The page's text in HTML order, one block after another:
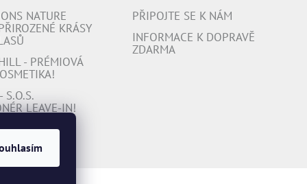
NATURE
KRÁSY
- PRÉMIOVÁ
S.O.S.
LEAVE-IN!
PŘIPOJTE SE K NÁM
INFORMACE K DOPRAVĚ
ZDARMA